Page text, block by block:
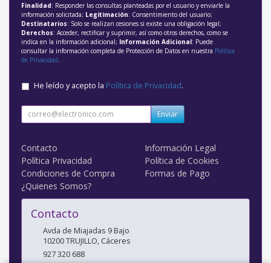
Finalidad: Responder las consultas planteadas por el usuario y enviarle la
información solicitada; Legitimación: Consentimiento del usuario;
Destinatarios: Solo se realizan cesiones si existe una obligación legal;
Derechos: Acceder, rectificar y suprimir, así como otros derechos, como se
indica en la información adicional; Información Adicional: Puede
consultar la información completa de Protección de Datos en nuestra Política
de Privacidad
He leído y acepto la Política de Privacidad.
Enviar
Contacto
Información Legal
Política Privacidad
Política de Cookies
Condiciones de Compra
Formas de Pago
¿Quienes Somos?
Contacto
Avda de Miajadas 9 Bajo
10200TRUJILLO, Cáceres
927 320 688